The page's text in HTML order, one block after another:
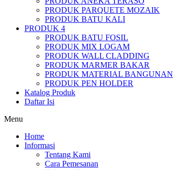
PRODUK PARQUETE MOZAIK
PRODUK BATU KALI
PRODUK 4
PRODUK BATU FOSIL
PRODUK MIX LOGAM
PRODUK WALL CLADDING
PRODUK MARMER BAKAR
PRODUK MATERIAL BANGUNAN
PRODUK PEN HOLDER
Katalog Produk
Daftar Isi
Menu
Home
Informasi
Tentang Kami
Cara Pemesanan